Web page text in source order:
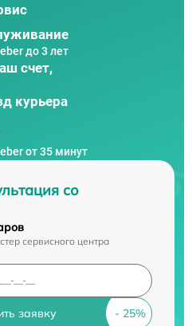
до 3 лет
счет,
курьера
от 35 минут
со
сервисного центра
заявку